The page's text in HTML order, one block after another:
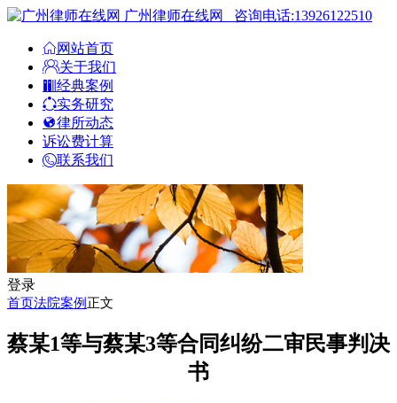
广州律师在线网 咨询电话:13926122510
网站首页
关于我们
经典案例
实务研究
律所动态
诉讼费计算
联系我们
登录
首页法院案例 正文
蔡某1等与蔡某3等合同纠纷二审民事判决
书